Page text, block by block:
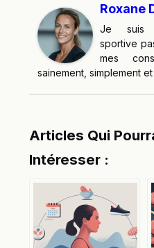
Roxane
Je suis
sportive
mes
sainement, simplement
Articles Qui
Intéresser :